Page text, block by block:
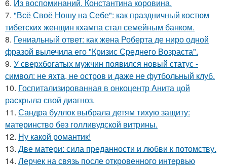
6. Из воспоминаний. Константина коровина.
7. "Всё Своё Ношу на Себе": как праздничный костюм
тибетских женщин кхампа стал семейным банком.
8. Гениальный ответ: как жена Роберта де ниро одной
фразой вылечила его "Кризис Среднего Возраста".
9. У сверхбогатых мужчин появился новый статус -
символ: не яхта, не остров и даже не футбольный клуб.
10. Госпитализированная в онкоцентр Анита цой
раскрыла свой диагноз.
11. Сандра буллок выбрала детям тихую защиту:
материнство без голливудской витрины.
12. Ну какой романтик!
13. Две матери: сила преданности и любви к потомству.
14. Лерчек на связь после откровенного интервью